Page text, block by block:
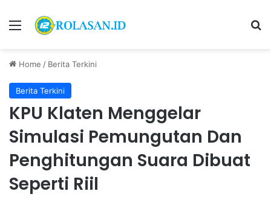
Menu
Home / Berita Terkini
Berita Terkini
KPU Klaten Menggelar
Simulasi Pemungutan Dan
Penghitungan Suara Dibuat
Seperti Riil